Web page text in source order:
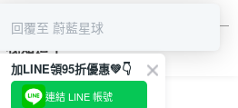
我知道了
回覆至 蔚藍星球
加LINE領95折優惠💚👇
連結 LINE 帳號